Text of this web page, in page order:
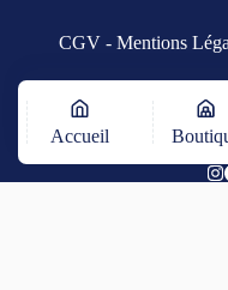
CGV -Mentions
Accueil